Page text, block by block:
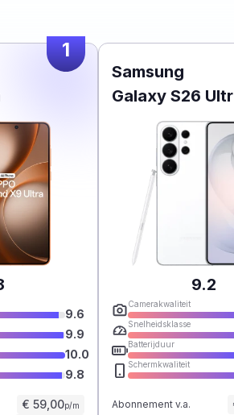
1
9.6
9.9
10.0
9.8
€ 59,00p/m
Samsung
Galaxy S26
9.2
Camerakwaliteit
Snelheidsklasse
Batterijduur
Schermkwaliteit
Abonnement v.a.